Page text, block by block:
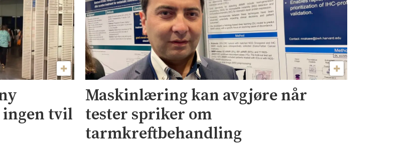
tvil
Maskinlæring kan avgjøre når
tester spriker om
tarmkreftbehandling